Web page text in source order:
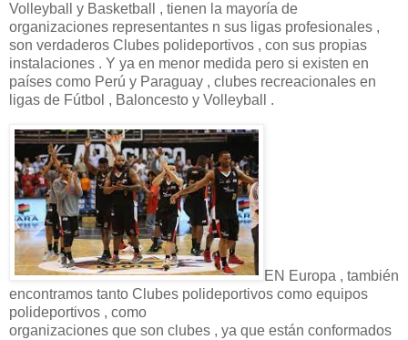
Volleyball y Basketball , tienen la mayoría de
organizaciones representantes n sus ligas profesionales ,
son verdaderos Clubes polideportivos , con sus propias
instalaciones . Y ya en menor medida pero si existen en
países como Perú y Paraguay , clubes recreacionales en
ligas de Fútbol , Baloncesto y Volleyball .
EN Europa , también
encontramos tanto Clubes polideportivos como equipos
polideportivos , como
organizaciones que son clubes , ya que están conformados